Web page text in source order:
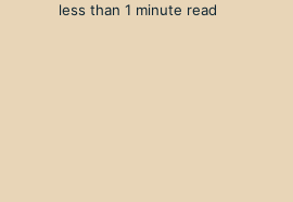
less than 1 minute read